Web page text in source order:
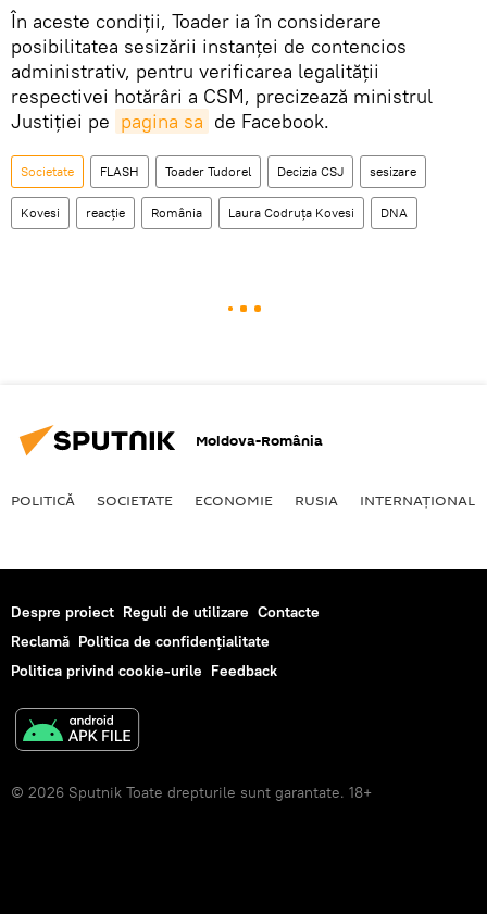
În aceste condiții, Toader ia în considerare
posibilitatea sesizării instanţei de contencios
administrativ, pentru verificarea legalităţii
respectivei hotărâri a CSM, precizează ministrul
Justiției pe pagina sa de Facebook.
Societate FLASH Toader Tudorel Decizia CSJ sesizare
Kovesi reacție România Laura Codruța Kovesi DNA
Moldova-România
POLITICĂ SOCIETATE ECONOMIE RUSIA INTERNAŢIONAL
Despre proiect Reguli de utilizare Contacte
Reclamă Politica de confidențialitate
Politica privind cookie-urile Feedback
© 2026 Sputnik Toate drepturile sunt garantate. 18+